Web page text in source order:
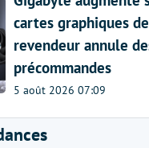
cartes graphiques
revendeur annule
précommandes
5 août 2026 07:09